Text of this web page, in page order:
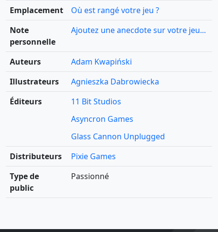
Emplacement
Où est rangé votre jeu ?
Note
personnelle
Ajoutez une anecdote sur votre jeu...
Auteurs
Adam Kwapiński
Illustrateurs
Agnieszka Dabrowiecka
Éditeurs
11 Bit Studios
Asyncron Games
Glass Cannon Unplugged
Distributeurs
Pixie Games
Type de
public
Passionné